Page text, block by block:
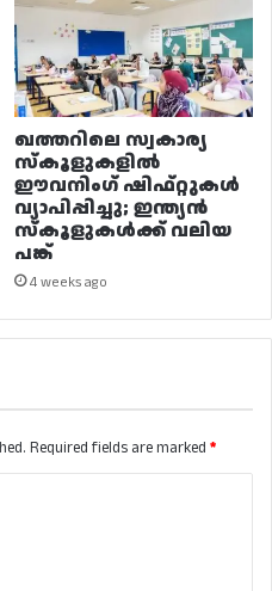
ഖത്തറിലെ സ്വകാര്യ
സ്കൂളുകളിൽ
ഈവനിംഗ് ഷിഫ്റ്റുകൾ
വ്യാപിപ്പിച്ചു; ഇന്ത്യൻ
സ്കൂളുകൾക്ക് വലിയ
പങ്ക്
4 weeks ago
Required fields are marked *